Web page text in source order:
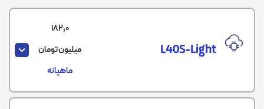
L40S-Light
182,0
میلیون تومان
ماهیانه